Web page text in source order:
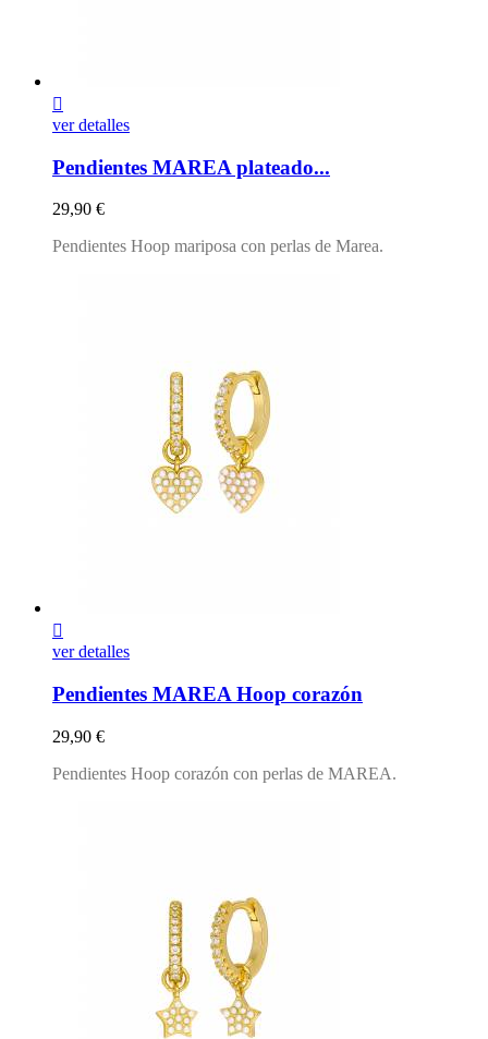

ver detalles
Pendientes MAREA plateado...
Precio
29,90 €
Pendientes Hoop mariposa con perlas de Marea.

ver detalles
Pendientes MAREA Hoop corazón
Precio
29,90 €
Pendientes Hoop corazón con perlas de MAREA.